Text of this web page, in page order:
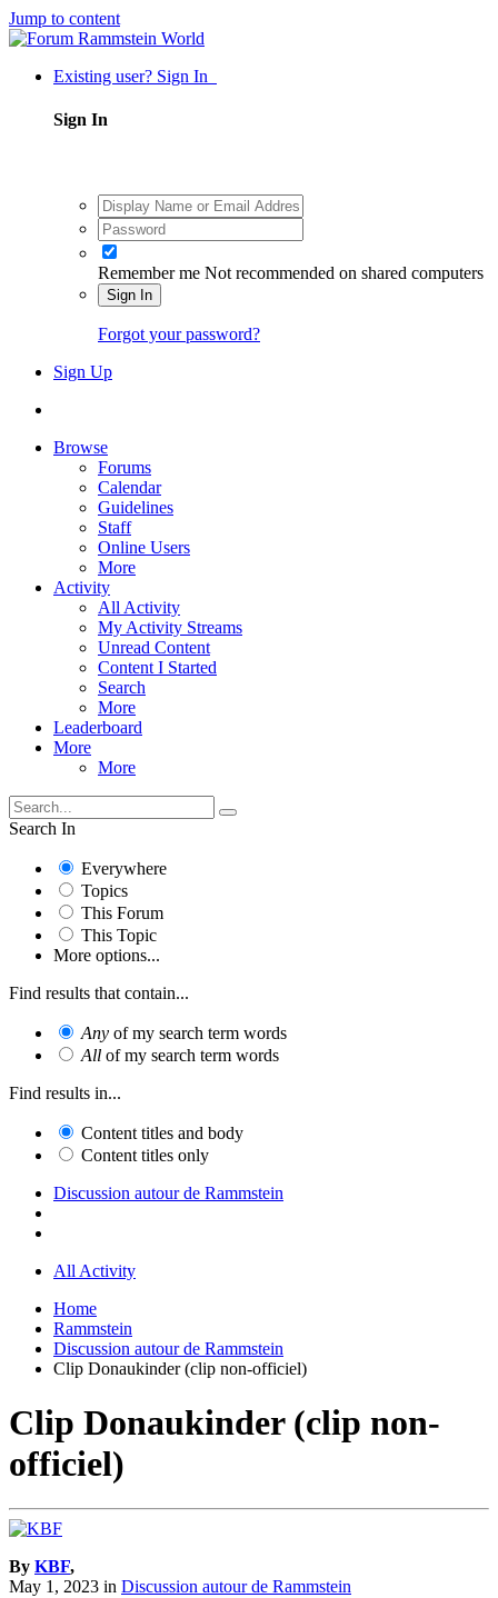
Jump to content
Existing user? Sign In
Sign In
Remember me Not recommended on shared computers
Sign In
Forgot your password?
Sign Up
Browse
Forums
Calendar
Guidelines
Staff
Online Users
More
Activity
All Activity
My Activity Streams
Unread Content
Content I Started
Search
More
Leaderboard
More
More
Search In
Everywhere
Topics
This Forum
This Topic
More options...
Find results that contain...
Any of my search term words
All of my search term words
Find results in...
Content titles and body
Content titles only
Discussion autour de Rammstein
All Activity
Home
Rammstein
Discussion autour de Rammstein
Clip Donaukinder (clip non-officiel)
Clip Donaukinder (clip non-
officiel)
By KBF,
May 1, 2023 in Discussion autour de Rammstein